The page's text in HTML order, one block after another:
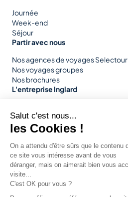
Journée
Week-end
Séjour
Partir avec nous
Nos agences de voyages Selectour
Nos voyages groupes
Nos brochures
L'entreprise Inglard
Nos engagements
Notre parc
Nous rejoindre
Nos informations pratiques
Nous contacter
Suivez-nous